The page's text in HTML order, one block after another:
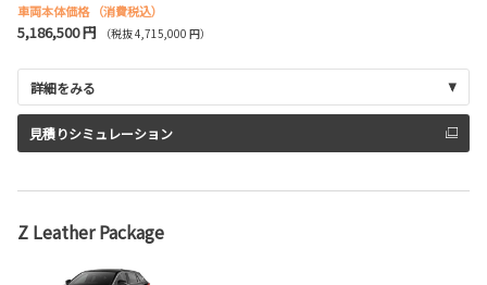
車両本体価格 （消費税込）
5,186,500 円 （税抜 4,715,000 円）
詳細をみる
見積りシミュレーション
Z Leather Package